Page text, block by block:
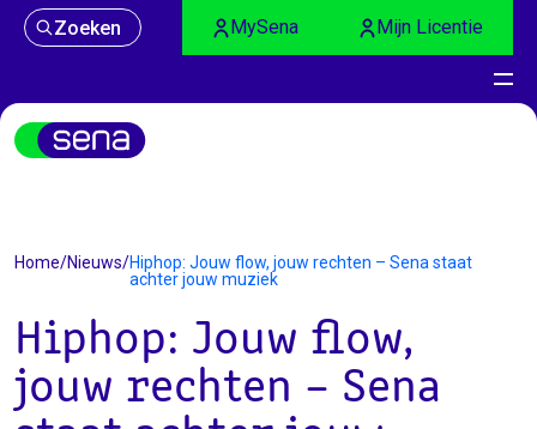
Zoeken MySena Mijn Licentie
Home/Nieuws/Hiphop: Jouw flow, jouw rechten – Sena staat
achter jouw muziek
Hiphop: Jouw flow,
jouw rechten – Sena